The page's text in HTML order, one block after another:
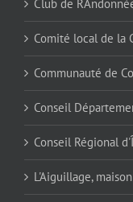
Club de
Comité local de la
Communauté de
Conseil
Conseil Régional
L'Aiguillage,